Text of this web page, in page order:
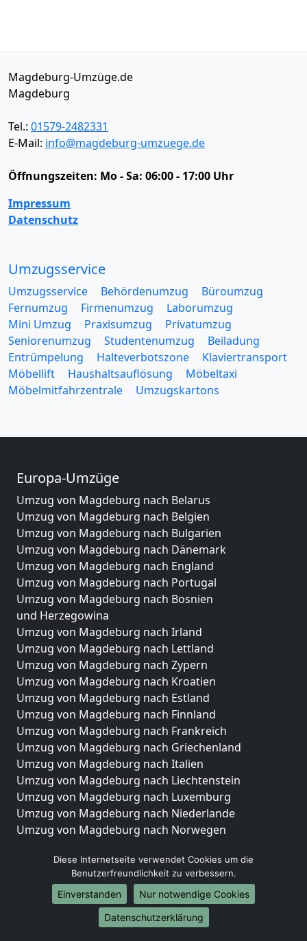
Magdeburg-Umzüge.de
Magdeburg
Tel.: 01579-2482331
E-Mail: info@magdeburg-umzuege.de
Öffnungszeiten: Mo - Sa: 06:00 - 17:00 Uhr
Impressum
Datenschutz
Umzugsservice
Umzugsservice Behördenumzug
Büroumzug
Fernumzug
Firmenumzug
Laborumzug
Mini Umzug
Praxisumzug
Privatumzug
Seniorenumzug
Studentenumzug
Beiladung
Entrümpelung
Halteverbotszone
Klaviertransport
Möbellift
Haushaltsauflösung
Möbeltaxi
Möbelmitfahrzentrale
Umzugskartons
Europa-Umzüge
Umzug von Magdeburg nach Belarus
Umzug von Magdeburg nach Belgien
Umzug von Magdeburg nach Bulgarien
Umzug von Magdeburg nach Dänemark
Umzug von Magdeburg nach England
Umzug von Magdeburg nach Portugal
Umzug von Magdeburg nach Bosnien
und Herzegowina
Umzug von Magdeburg nach Irland
Umzug von Magdeburg nach Lettland
Umzug von Magdeburg nach Zypern
Umzug von Magdeburg nach Kroatien
Umzug von Magdeburg nach Estland
Umzug von Magdeburg nach Finnland
Umzug von Magdeburg nach Frankreich
Umzug von Magdeburg nach Griechenland
Umzug von Magdeburg nach Italien
Umzug von Magdeburg nach Liechtenstein
Umzug von Magdeburg nach Luxemburg
Umzug von Magdeburg nach Niederlande
Umzug von Magdeburg nach Norwegen
Umzüge-Deutschlandweit
Umzug von Magdeburg nach Berlin
Umzug von Magdeburg nach Hamburg
Umzug von Magdeburg nach München
Umzug von Magdeburg nach Köln
Diese Internetseite verwendet Cookies um die
Benutzerfreundlichkeit zu verbessern.
Einverstanden
Nur notwendige Cookies
Datenschutzerklärung